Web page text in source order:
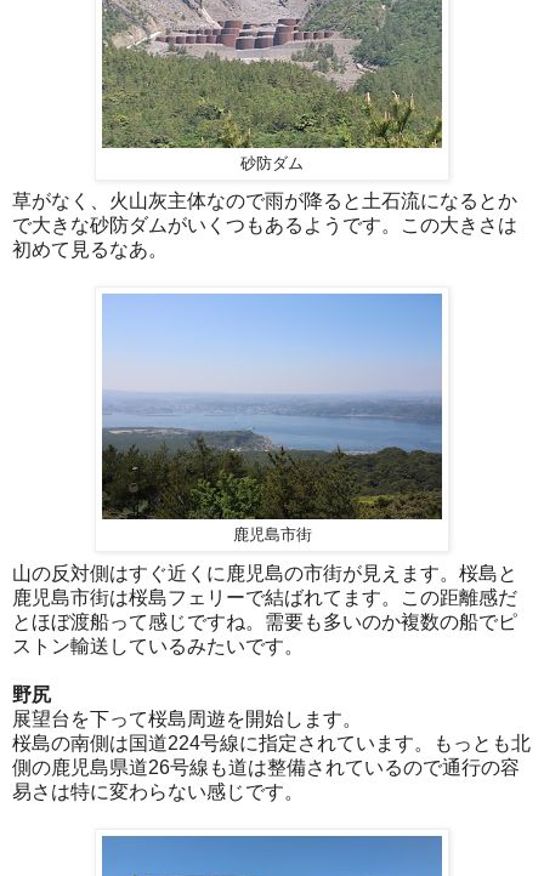
砂防ダム
草がなく、火山灰主体なので雨が降ると土石流になるとか
で大きな砂防ダムがいくつもあるようです。この大きさは
初めて見るなあ。
鹿児島市街
山の反対側はすぐ近くに鹿児島の市街が見えます。桜島と
鹿児島市街は桜島フェリーで結ばれてます。この距離感だ
とほぼ渡船って感じですね。需要も多いのか複数の船でピ
ストン輸送しているみたいです。
野尻
展望台を下って桜島周遊を開始します。
桜島の南側は国道224号線に指定されています。もっとも北
側の鹿児島県道26号線も道は整備されているので通行の容
易さは特に変わらない感じです。